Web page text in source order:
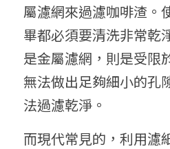
屬濾網來過濾咖啡渣。
畢都必須要清洗非常乾
是金屬濾網，則是受限
無法做出足夠細小的孔
法過濾乾淨。
而現代常見的，利用濾